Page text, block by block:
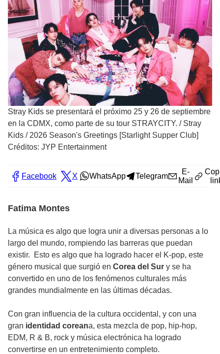
Stray Kids se presentará el próximo 25 y 26 de septiembre
en la CDMX, como parte de su tour STRAYCITY. / Stray
Kids / 2026 Season's Greetings [Starlight Supper Club]
Créditos: JYP Entertainment
Facebook X WhatsApp Telegram
E-
Mail
Fatima Montes
La música es algo que logra unir a diversas personas a lo
largo del mundo, rompiendo las barreras que puedan
existir. Esto es algo que ha logrado hacer el K-pop, este
género musical que surgió en Corea del Sur y se ha
convertido en uno de los fenómenos culturales más
grandes mundialmente en las últimas décadas.
Con gran influencia de la cultura occidental, y con una
gran identidad coreana, esta mezcla de pop, hip-hop,
EDM, R & B, rock y música electrónica ha logrado
convertirse en un entretenimiento completo.